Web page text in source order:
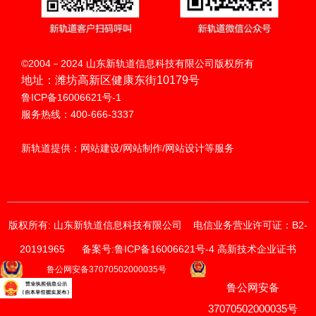
扫码呼叫
©2004－2024 山东新轨道信息科技有限公司版权所有
地址：潍坊高新区健康东街10179号
鲁ICP备16006621号-1
服务热线：400-666-3337
新轨道提供：网站建设/网站制作/网站设计等服务
获取价格与方案
请输入您的联系方式
我们的销售顾问将尽快与您联系。
版权所有: 山东新轨道信息科技有限公司 电信业务营业许可证：B2-
20191965 备案号:鲁ICP备16006621号-4 高新技术企业证书
鲁公网安备37070502000035号
鲁公网安备
37070502000035号